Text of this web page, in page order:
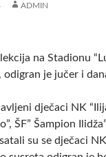
ADMIN
na Stadionu
odigran je jučer i
dječaci NK
ŠF” Šampion
su se dječaci